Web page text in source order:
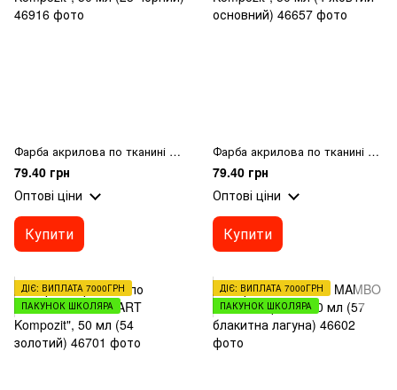
Фарба акрилова по тканині MAMBO "ART Kompozit", 50 мл (23 чорний)
79.40 грн
Оптові ціни
Купити
Фарба акрилова по тканині MAMBO "ART Kompozit", 50 мл (4 жовтий основний)
79.40 грн
Оптові ціни
Купити
ДІЄ: ВИПЛАТА 7000ГРН
ПАКУНОК ШКОЛЯРА
ДІЄ: ВИПЛАТА 7000ГРН
ПАКУНОК ШКОЛЯРА